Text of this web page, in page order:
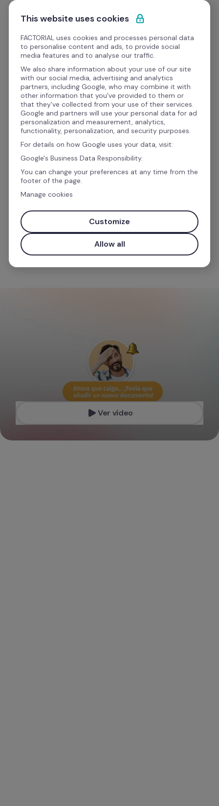
Przejdź do treści
Zacznij darmowo
Oprogramowanie do
wdrażania, dzięki któremu
pracownik dobrze zacznie
i zechce zostać
Zatrudniaj i opracuj plan wdrożenia w Factorial
Służbowy adres email
Zacznij darmowo
Użyj służbowego emaila, aby uzyskać priorytetowy
4.5/5 4.5/5 4.8/5
Ver vídeo
This website uses cookies
FACTORIAL uses cookies and processes personal data
to personalise content and ads, to provide social
media features and to analyse our traffic.
We also share information about your use of our site
with our social media, advertising and analytics
partners, including Google, who may combine it with
other information that you've provided to them or
that they've collected from your use of their services.
Google and partners will use your personal data for ad
personalization and measurement, analytics,
functionality, personalization, and security purposes.
For details on how Google uses your data, visit:
Google's Business Data Responsibility.
You can change your preferences at any time from the
footer of the page.
Manage cookies
Customize
Allow all